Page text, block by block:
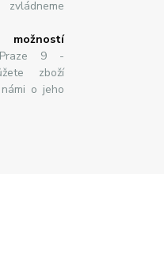
9 -
zboží
o jeho